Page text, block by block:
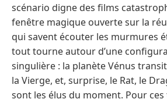
scénario digne des films
fenêtre magique ouverte sur la
qui savent écouter les murmures
tout tourne autour d’une
singulière : la planète Vénus
la Vierge, et, surprise, le Rat, le
sont les élus du moment. Pour